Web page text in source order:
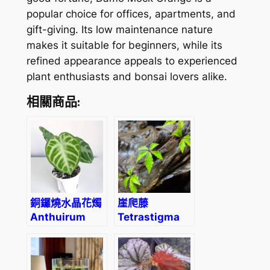
popular choice for offices, apartments, and
gift-giving. Its low maintenance nature
makes it suitable for beginners, while its
refined appearance appeals to experienced
plant enthusiasts and bonsai lovers alike.
相關商品:
銅鑼燒水晶花燭
Anthuirum
崖爬藤
Tetrastigma
(Wall.) Planch